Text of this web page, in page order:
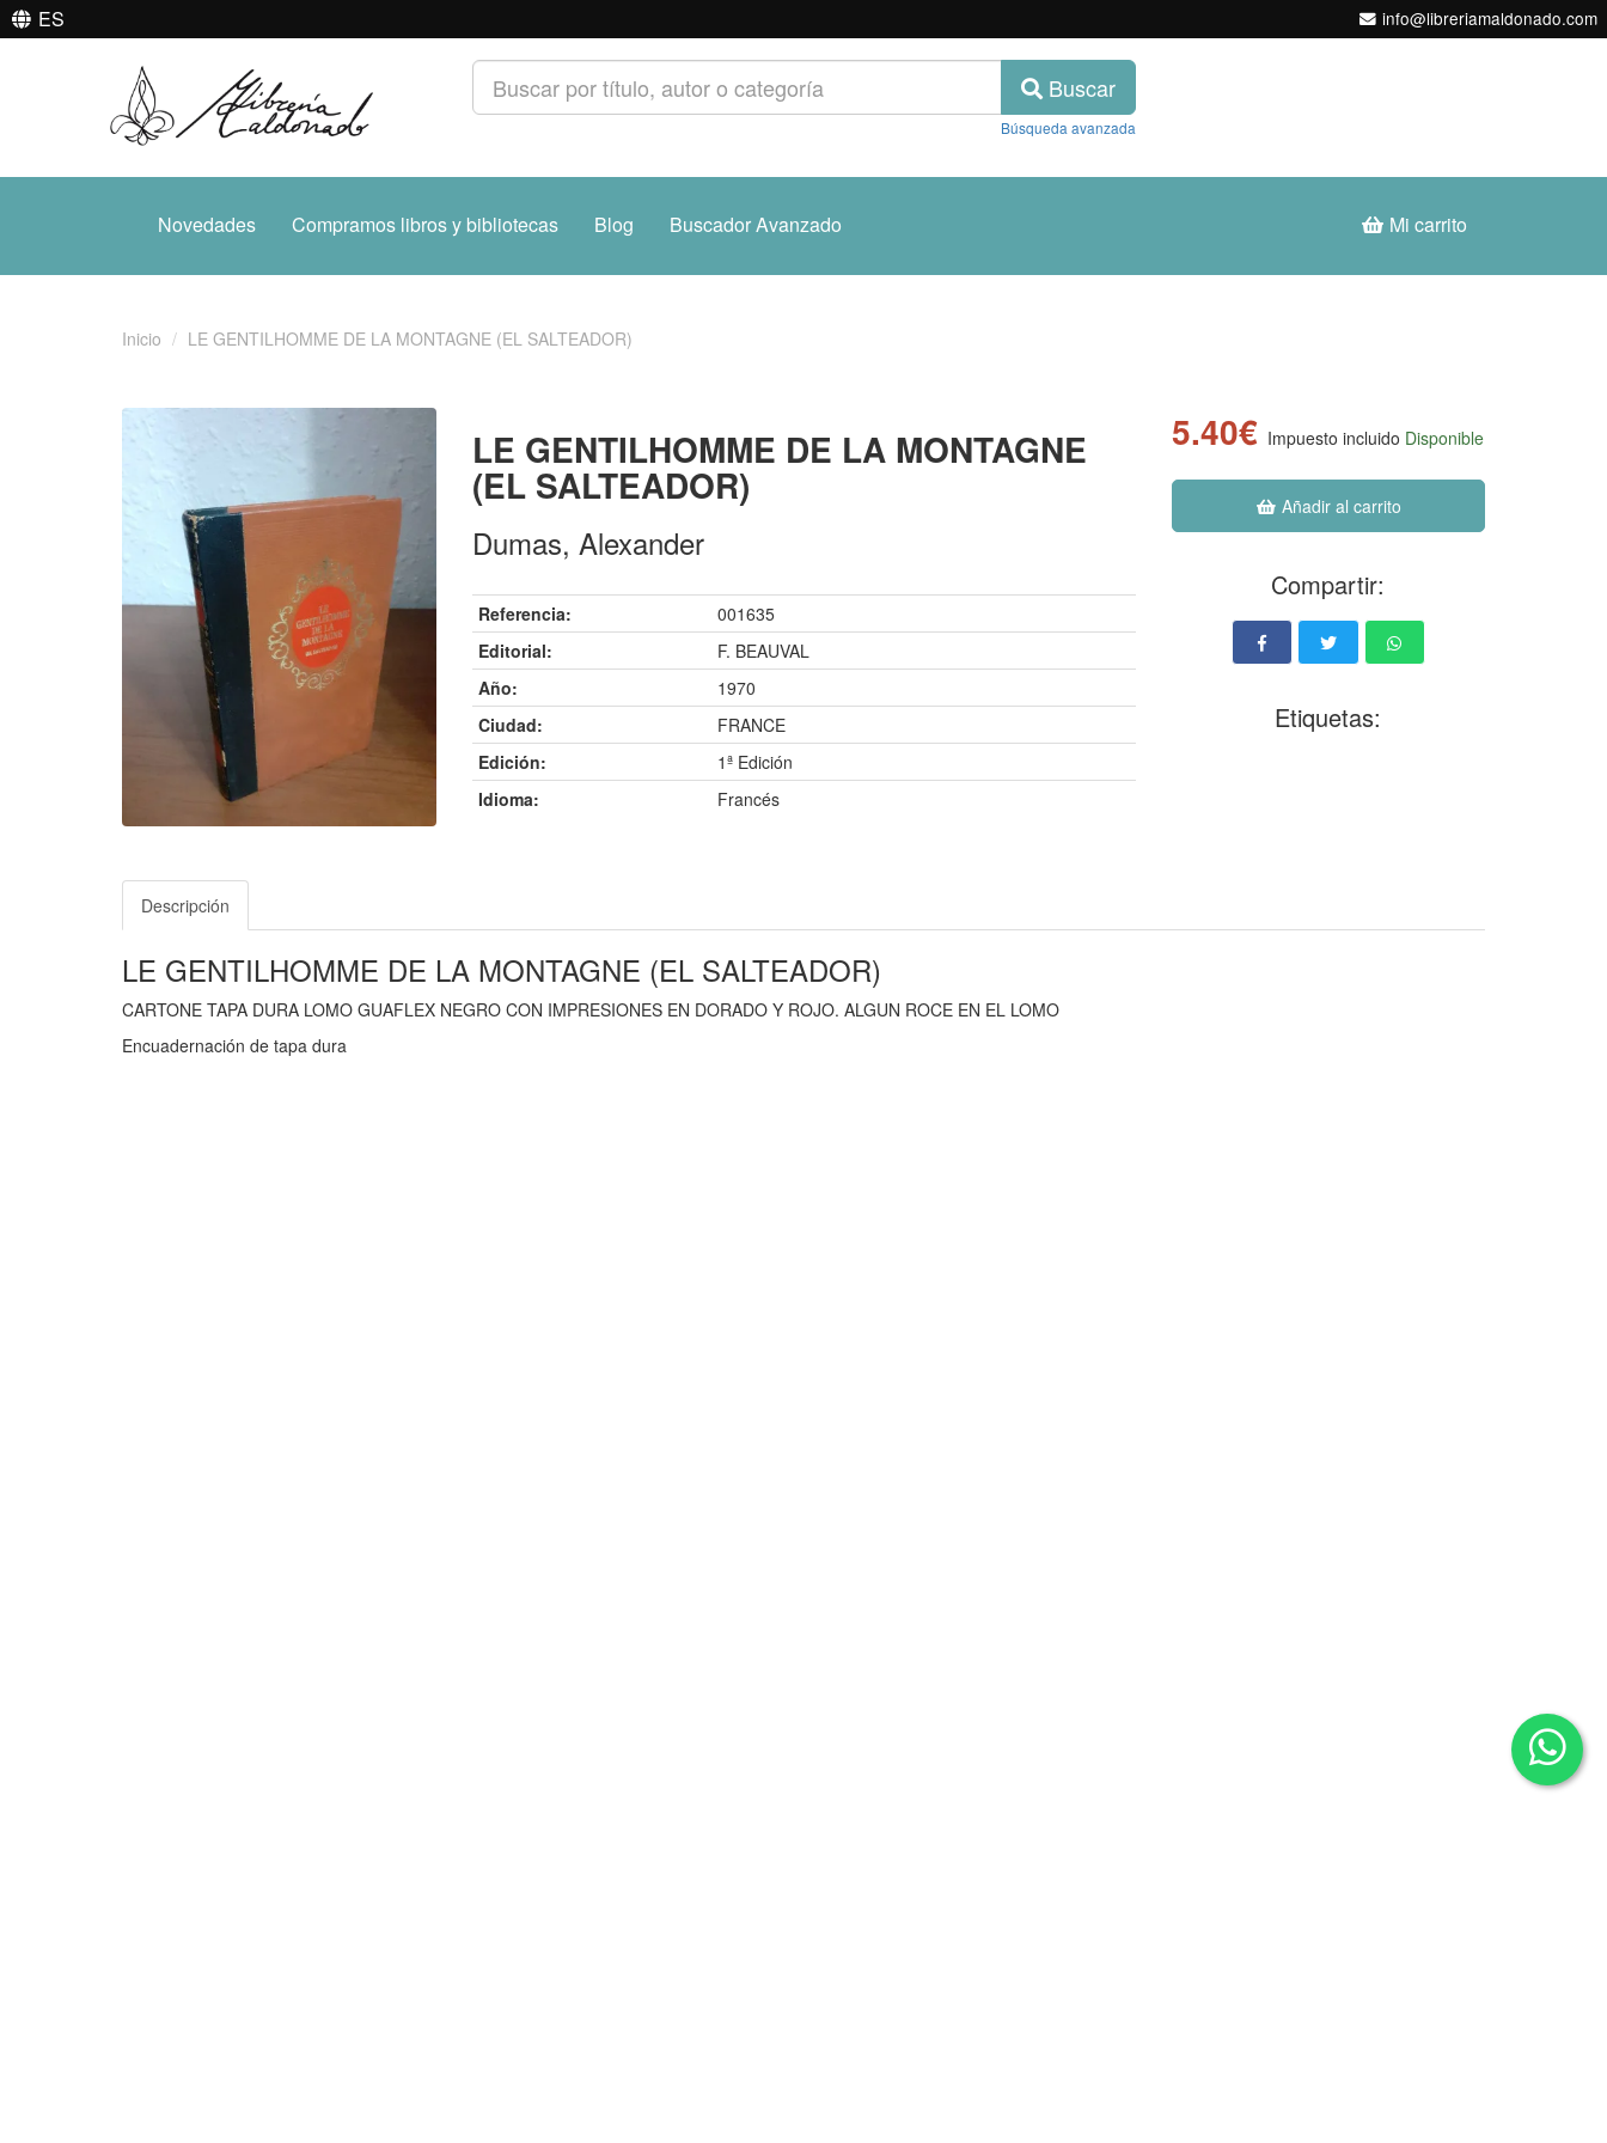
ES info@libreriamaldonado.com
Buscar
Búsqueda avanzada
Novedades Compramos libros y bibliotecas Blog Buscador Avanzado Mi carrito
Inicio LE GENTILHOMME DE LA MONTAGNE (EL SALTEADOR)
LE GENTILHOMME DE LA MONTAGNE
(EL SALTEADOR)
Dumas, Alexander
Referencia:
001635
Editorial:
F. BEAUVAL
Año:
1970
Ciudad:
FRANCE
Edición:
1ª Edición
Idioma:
Francés
5.40€ Impuesto incluido Disponible
Añadir al carrito
Compartir:
Etiquetas:
Descripción
LE GENTILHOMME DE LA MONTAGNE (EL SALTEADOR)
CARTONE TAPA DURA LOMO GUAFLEX NEGRO CON IMPRESIONES EN DORADO Y ROJO. ALGUN ROCE EN EL LOMO
Encuadernación de tapa dura